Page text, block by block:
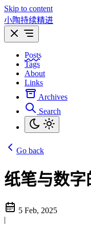
Skip to content
小陶持续精进
Posts
Tags
About
Links
Archives
Search
Go back
纸笔与数
5 Feb, 2025
|